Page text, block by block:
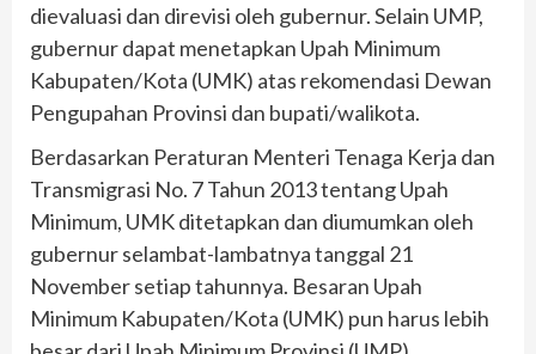
dievaluasi dan direvisi oleh gubernur. Selain UMP,
gubernur dapat menetapkan Upah Minimum
Kabupaten/Kota (UMK) atas rekomendasi Dewan
Pengupahan Provinsi dan bupati/walikota.
Berdasarkan Peraturan Menteri Tenaga Kerja dan
Transmigrasi No. 7 Tahun 2013 tentang Upah
Minimum, UMK ditetapkan dan diumumkan oleh
gubernur selambat-lambatnya tanggal 21
November setiap tahunnya. Besaran Upah
Minimum Kabupaten/Kota (UMK) pun harus lebih